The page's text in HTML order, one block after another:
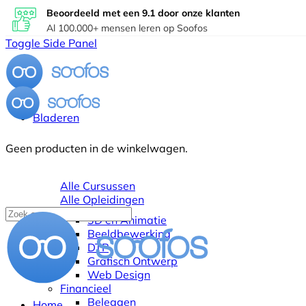
Beoordeeld met een 9.1 door onze klanten
Al 100.000+ mensen leren op Soofos
Toggle Side Panel
Bladeren
Alle Cursussen
Alle Opleidingen
3D en Animatie
Beeldbewerking
DTP
Grafisch Ontwerp
Web Design
Financieel
Beleggen
Geen producten in de winkelwagen.